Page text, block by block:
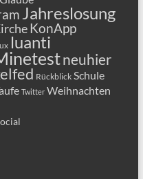
Jahreslosung
KonApp
luanti
neuhier
Rückblick Schule
Twitter Weihnachten